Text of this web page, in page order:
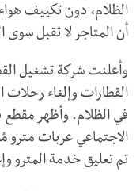
أن المتاجر لا تقبل سوى
وأعلنت شركة تشغيل
القطارات وإلغاء رحلات
في الظلام. وأظهر مقطع
الاجتماعي عربات
تم تعليق خدمة المترو